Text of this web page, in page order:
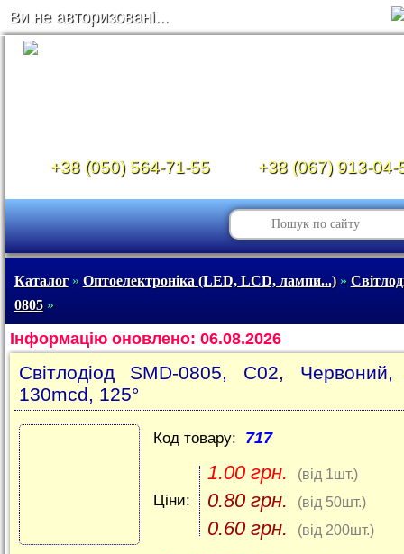
Ви не авторизовані...
+38 (050) 564-71-55 +38 (067) 913-04-
Каталог» Оптоелектроніка (LED, LCD, лампи...)»
0805»
Інформацію оновлено: 06.08.2026
Світлодіод SMD-0805, C02,
130mcd, 125°
Код товару: 717
Ціни:
1.00 грн. (від 1шт.)
0.80 грн. (від 50шт.)
0.60 грн. (від 200шт.)